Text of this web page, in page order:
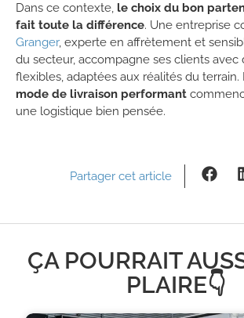
Partager cet article
Dans ce contexte, le choix du bon
fait toute la différence. Une entreprise
Granger, experte en affrètement et
du secteur, accompagne ses clients avec
flexibles, adaptées aux réalités du terrain.
mode de livraison performant
une logistique bien pensée.
ÇA POURRAIT
PLAIRE👇